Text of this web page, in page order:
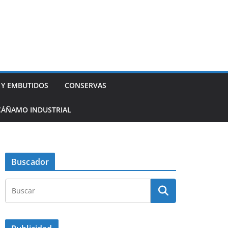
EMBUTIDOS CONSERVAS
INDUSTRIAL
Buscador